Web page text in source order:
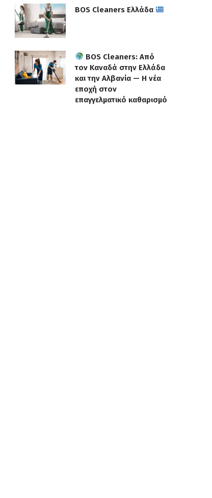
BOS Cleaners Ελλάδα
BOS Cleaners: Από
τον Καναδά στην Ελλάδα
και την Αλβανία — Η νέα
εποχή στον
επαγγελματικό καθαρισμό